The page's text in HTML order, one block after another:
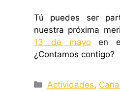
Tú puedes ser
nuestra próxima
13 de mayoen el
¿Contamos contigo?
Categorías
Actividades,